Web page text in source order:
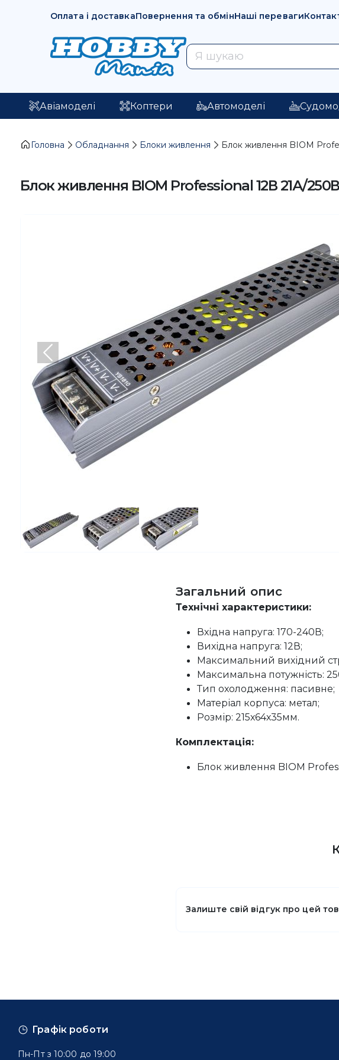
Оплата і доставкаПовернення та обмінНаші переваги
Авіамоделі Коптери Автомоделі
Головна Обладнання Блоки живлення Блок живлення BIOM
Блок живлення BIOM Professional 12В 21А/
Попередній
Загальний опис
Технічні характеристики:
Вхідна напруга: 170-240В;
Вихідна напруга: 12В;
Максимальний вихідний
Максимальна потужність:
Тип охолодження: пасивне;
Матеріал корпуса: метал;
Розмір: 215х64х35мм.
Комплектація:
Блок живлення BIOM
Залиште свій відгук про цей
Графік роботи
Пн-Пт з 10:00 до 19:00